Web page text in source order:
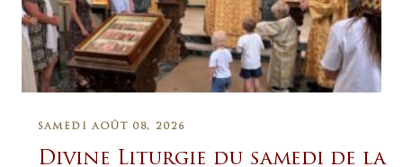
SAMEDI AOÛT 08, 2026
Divine Liturgie du samedi de la